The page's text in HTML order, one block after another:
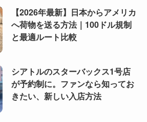
【2026年最新】日本からアメリカ
へ荷物を送る方法｜100ドル規制
と最適ルート比較
シアトルのスターバックス1号店
が予約制に。ファンなら知ってお
きたい、新しい入店方法